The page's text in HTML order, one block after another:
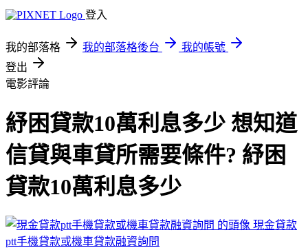
登入
我的部落格 我的部落格後台
我的帳號
登出
電影評論
紓困貸款10萬利息多少 想知道
信貸與車貸所需要條件? 紓困
貸款10萬利息多少
現金貸款
ptt手機貸款或機車貸款融資詢問